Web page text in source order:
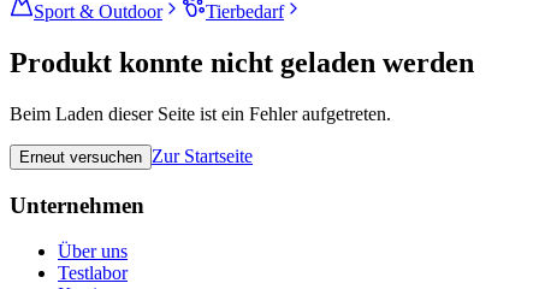
Sport & Outdoor
Tierbedarf
Produkt konnte nicht geladen werden
Beim Laden dieser Seite ist ein Fehler aufgetreten.
Erneut versuchen Zur Startseite
Unternehmen
Über uns
Testlabor